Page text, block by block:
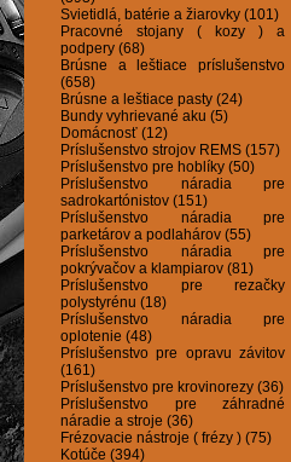
Svietidlá, batérie a žiarovky (101)
Pracovné stojany ( kozy ) a
podpery (68)
Brúsne a leštiace príslušenstvo
(658)
Brúsne a leštiace pasty (24)
Bundy vyhrievané aku (5)
Domácnosť (12)
Príslušenstvo strojov REMS (157)
Príslušenstvo pre hoblíky (50)
Príslušenstvo náradia pre
sadrokartónistov (151)
Príslušenstvo náradia pre
parketárov a podlahárov (55)
Príslušenstvo náradia pre
pokrývačov a klampiarov (81)
Príslušenstvo pre rezačky
polystyrénu (18)
Príslušenstvo náradia pre
oplotenie (48)
Príslušenstvo pre opravu závitov
(161)
Príslušenstvo pre krovinorezy (36)
Príslušenstvo pre záhradné
náradie a stroje (36)
Frézovacie nástroje ( frézy ) (75)
Kotúče (394)